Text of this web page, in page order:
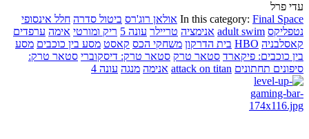
עדי פרל
In this category: Final Space אולאן רוג'רס ביטול סדרה חלל אינסופי
נטפליקס adult swim אנימציה טריילר עונה 5 ריק ומורטי אימה ערפדים
קאסלבניה HBO בית הדרקון משחקי הכס קאסט מסע בין כוכבים מסע
בין כוכבים: פיקארד סטאר טרק סטאר טרק: דיסקוברי סטאר טרק:
סיפונים תחתונים attack on titan אנימה מנגה עונה 4